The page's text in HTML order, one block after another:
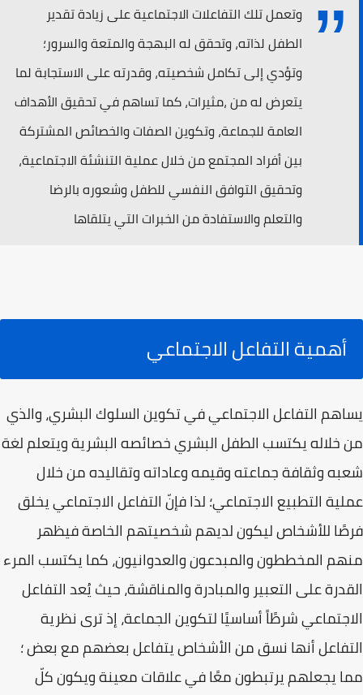
وتعمل تلك التفاعلات الاجتماعية على زيادة تقدير
الطفل لذاته، وتحقق له البهجة والمتعة والسرور؛
وتؤدي إلى تكامل شخصيته، وقدرته على الاستجابة لما
يتعرض له من ،مثيرات، كما تساهم في تحقيق الأهداف
العامة للجماعة، وتكوين الصفات والخصائص المشتركة
بين أفراد المجتمع من خلال عملية التنشئة الاجتماعية،
وتحقيق التوافق النفسي للطفل وشعوره بالرضا
والتعلم والاستفادة من الخبرات التي يتلقاها
أهمية التفاعل الاجتماعي
يساهم التفاعل الاجتماعي في تكوين السلوك البشري، والذي
من خلاله يكتسب الطفل البشري خصائصه البشرية ويتعلم لغة
شعبه وثقافة جماعته وقيمه وعاداته وتقاليده من خلال
عملية التطبيع الاجتماعي؛ لذا فإنّ التفاعل الاجتماعي يخلق
فرصًا للأشخاص ليكون لديهم شخصيتهم الخاصة فيظهر
منهم المخططون والمبدعون والعدوانيون، كما يكتسب المرء
القدرة على التعبير والمبادرة والمناقشة، حيث يُعد التفاعل
الاجتماعي شرطًاً أساسيًا لتكوين الجماعة، إذ ترى نظرية
التفاعل أنها نسق من الأشخاص يتفاعل بعضهم مع بعض ؛
مما يجعلهم يرتبطون معًا في علاقات معينة ويكون كلّ